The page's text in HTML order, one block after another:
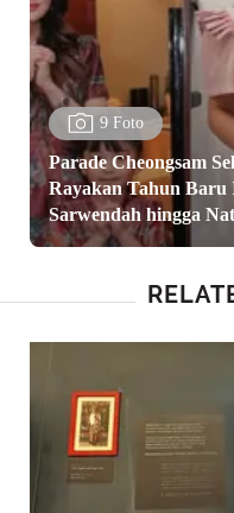
9 Foto
Parade Cheongsam
Rayakan Tahun Baru
Sarwendah hingga
Wilona